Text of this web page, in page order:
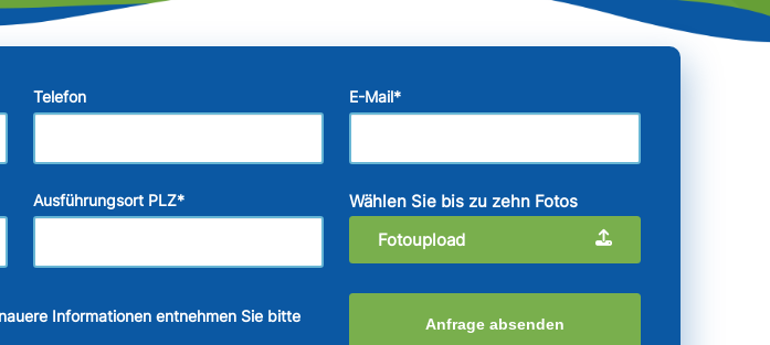
Telefon E-Mail*
Ausführungsort PLZ*
Wählen Sie bis zu zehn Fotos
Fotoupload
Informationen entnehmen Sie bitte
Anfrage absenden